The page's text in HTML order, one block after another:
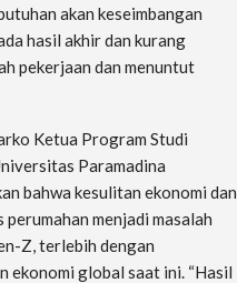
akan keseimbangan
hasil akhir dan kurang
pekerjaan dan menuntut
Ketua Program Studi
Paramadina
bahwa kesulitan ekonomi dan
perumahan menjadi masalah
Z, terlebih dengan
ekonomi global saat ini. “Hasil